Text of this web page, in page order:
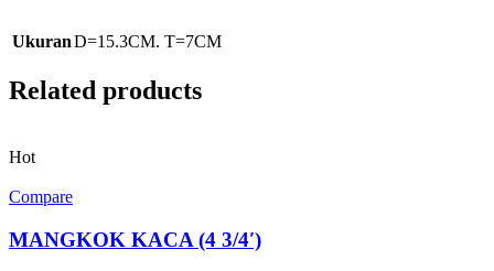
UkuranD=15.3CM. T=7CM
Related products
Hot
Compare
MANGKOK KACA (4 3/4′)